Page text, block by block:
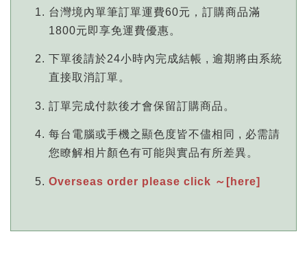
台灣境內單筆訂單運費60元，訂購商品滿
1800元即享免運費優惠。
下單後請於24小時內完成結帳 , 逾期將由系統
直接取消訂單。
訂單完成付款後才會保留訂購商品。
每台電腦或手機之顯色度皆不儘相同 , 必需請
您瞭解相片顏色有可能與實品有所差異。
Overseas order please click ～[here]